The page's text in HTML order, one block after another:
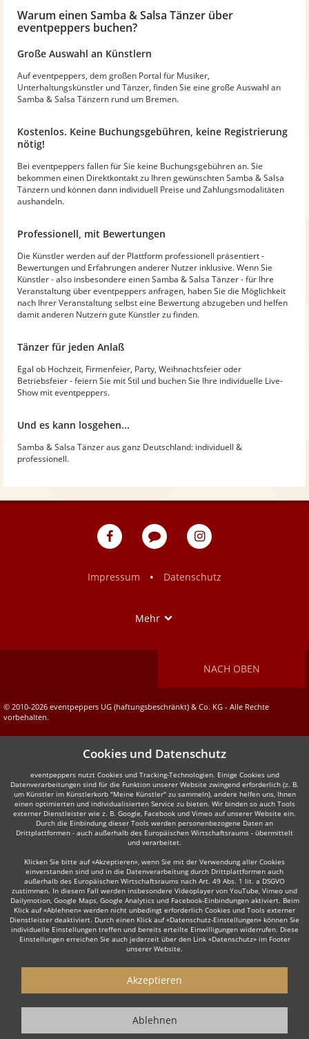
Warum einen Samba & Salsa Tänzer über
eventpeppers buchen?
Große Auswahl an Künstlern
Auf eventpeppers, dem großen Portal für Musiker,
Unterhaltungskünstler und Tänzer, finden Sie eine große Auswahl an
Samba & Salsa Tänzern rund um Bremen.
Kostenlos. Keine Buchungsgebühren, keine Registrierung
nötig!
Bei eventpeppers fallen für Sie keine Buchungsgebühren an. Sie
bekommen einen Direktkontakt zu Ihren gewünschten Samba & Salsa
Tänzern und können dann individuell Preise und Zahlungsmodalitäten
aushandeln.
Professionell, mit Bewertungen
Die Künstler werden auf der Plattform professionell präsentiert -
Bewertungen und Erfahrungen anderer Nutzer inklusive. Wenn Sie
Künstler - also insbesondere einen Samba & Salsa Tänzer - für Ihre
Veranstaltung über eventpeppers anfragen, haben Sie die Möglichkeit
nach Ihrer Veranstaltung selbst eine Bewertung abzugeben und helfen
damit anderen Nutzern gute Künstler zu finden.
Tänzer für jeden Anlaß
Egal ob Hochzeit, Firmenfeier, Party, Weihnachtsfeier oder
Betriebsfeier - feiern Sie mit Stil und buchen Sie Ihre individuelle Live-
Show mit eventpeppers.
Und es kann losgehen...
Samba & Salsa Tänzer aus ganz Deutschland: individuell &
professionell.
eventpeppers
Blog
eventpeppers
Impressum
• Datenschutz
Mehr
NACH OBEN
© 2010-2026 eventpeppers UG (haftungsbeschränkt) & Co. KG - Alle Rechte
vorbehalten.
Cookies und Datenschutz
eventpeppers nutzt Cookies und Tracking-Technologien. Einige Cookies und
Datenverarbeitungen sind für die Funktion unserer Website zwingend erforderlich (z. B.
um Künstler im Künstlerkorb "Meine Künstler" zu sammeln), andere helfen uns, Ihnen
einen optimierten und individualisierten Service zu bieten. Wir binden so auch Tools
externer Dienstleister wie z. B. Google, Facebook und Vimeo auf unserer Website ein.
Durch die Einbindung dieser Tools werden personenbezogene Daten an
Drittplattformen - auch außerhalb des Europäischen Wirtschaftsraums - übermittelt
und verarbeitet.
Klicken Sie bitte auf «Akzeptieren», wenn Sie mit der Verwendung aller Cookies
einverstanden sind und in die Datenverarbeitung durch Drittplattformen auch
außerhalb des Europäischen Wirtschaftsraums nach Art. 49 Abs. 1 lit. a DSGVO
zustimmen. In diesem Fall werden insbesondere Videoplayer von YouTube, Vimeo und
Dailymotion, Google Maps, Google Analytics und Facebook-Einbindungen aktiviert. Beim
Klick auf «Ablehnen» werden nicht unbedingt erforderlich Cookies und Tools externer
Dienstleister deaktiviert. Durch einen Klick auf «Datenschutz-Einstellungen» können Sie
individuelle Einstellungen treffen und bereits erteilte Einwilligungen widerrufen. Diese
Einstellungen erreichen Sie auch jederzeit über den Link «Datenschutz» im Footer
unserer Website.
Akzeptieren
Ablehnen